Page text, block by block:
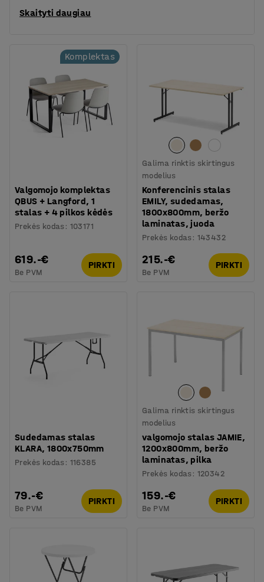
Skaityti daugiau
Komplektas
Valgomojo komplektas
QBUS + Langford, 1
stalas + 4 pilkos kėdės
Prekės kodas : 103171
619.-€
Be PVM
PIRKTI
Galima rinktis skirtingus
modelius
Konferencinis stalas
EMILY, sudedamas,
1800x800mm, beržo
laminatas, juoda
Prekės kodas : 143432
215.-€
Be PVM
PIRKTI
Sudedamas stalas
KLARA, 1800x750mm
Prekės kodas : 116385
79.-€
Be PVM
PIRKTI
Galima rinktis skirtingus
modelius
valgomojo stalas JAMIE,
1200x800mm, beržo
laminatas, pilka
Prekės kodas : 120342
159.-€
Be PVM
PIRKTI